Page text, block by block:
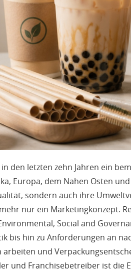
den letzten zehn Jahren ein
Europa, dem Nahen Osten
sondern auch ihre
nur ein Marketingkonzept.
Social and
bis hin zu Anforderungen an
arbeiten und
und Franchisebetreiber ist